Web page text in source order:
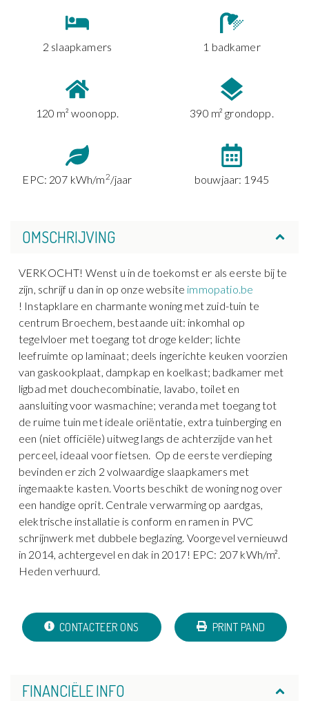
2 slaapkamers 1 badkamer
120 m² woonopp. 390 m² grondopp.
EPC: 207 kWh/m 2/jaar bouwjaar: 1945
OMSCHRIJVING
VERKOCHT! Wenst u in de toekomst er als eerste bij te
zijn, schrijf u dan in op onze website immopatio.be
! Instapklare en charmante woning met zuid-tuin te
centrum Broechem, bestaande uit: inkomhal op
tegelvloer met toegang tot droge kelder; lichte
leefruimte op laminaat; deels ingerichte keuken voorzien
van gaskookplaat, dampkap en koelkast; badkamer met
ligbad met douchecombinatie, lavabo, toilet en
aansluiting voor wasmachine; veranda met toegang tot
de ruime tuin met ideale oriëntatie, extra tuinberging en
een (niet officiële) uitweg langs de achterzijde van het
perceel, ideaal voor fietsen. Op de eerste verdieping
bevinden er zich 2 volwaardige slaapkamers met
ingemaakte kasten. Voorts beschikt de woning nog over
een handige oprit. Centrale verwarming op aardgas,
elektrische installatie is conform en ramen in PVC
schrijnwerk met dubbele beglazing. Voorgevel vernieuwd
in 2014, achtergevel en dak in 2017! EPC: 207 kWh/m².
Heden verhuurd.
CONTACTEER ONS PRINT PAND
FINANCIËLE INFO